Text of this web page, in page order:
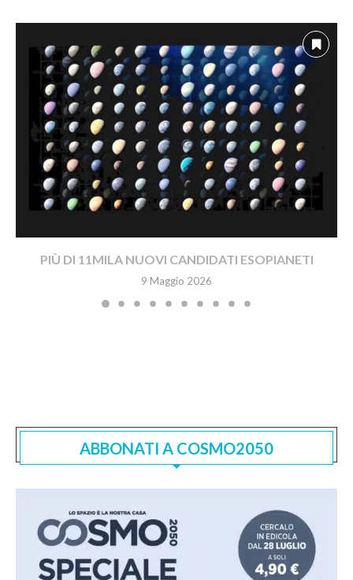
PIÙ DI 11MILA NUOVI CANDIDATI ESOPIANETI
9 Maggio 2026
ABBONATI A COSMO2050